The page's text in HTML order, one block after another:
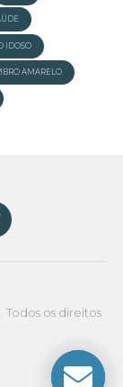
IDOSO
AMARELO
. Todos os direitos